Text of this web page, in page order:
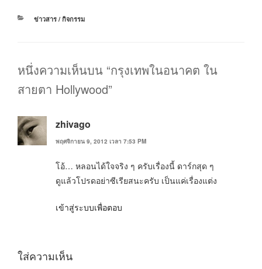
หมวด
ข่าวสาร / กิจกรรม
หนึ่งความเห็นบน “กรุงเทพในอนาคต ใน
สายตา Hollywood”
zhivago
พฤศจิกายน 9, 2012 เวลา 7:53 PM
โอ้… หลอนได้ใจจริง ๆ ครับเรื่องนี้ ดาร์กสุด ๆ
ดูแล้วโปรดอย่าซีเรียสนะครับ เป็นแค่เรื่องแต่ง
เข้าสู่ระบบเพื่อตอบ
ใส่ความเห็น